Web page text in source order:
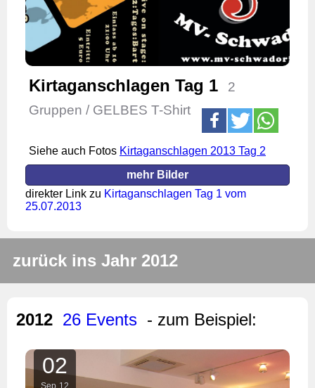
Kirtaganschlagen Tag 1
2
Gruppen / GELBES T-Shirt
Siehe auch Fotos Kirtaganschlagen 2013 Tag 2
mehr Bilder
direkter Link zu Kirtaganschlagen Tag 1 vom
25.07.2013
zurück ins Jahr 2012
2012 26 Events - zum Beispiel:
02
Sep 12